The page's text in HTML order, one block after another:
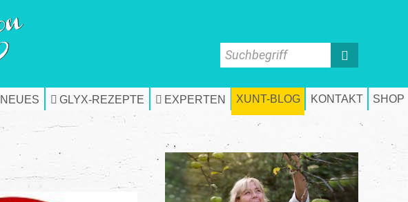
NEUES GLYX-REZEPTE EXPERTEN XUNT-BLOG KONTAKT SHOP
Suchbegriff